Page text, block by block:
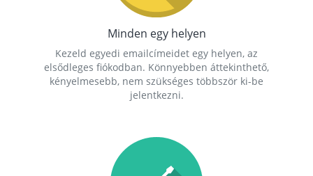
Minden egy helyen
Kezeld egyedi emailcímeidet egy helyen, az
elsődleges fiókodban. Könnyebben áttekinthető,
kényelmesebb, nem szükséges többször ki-be
jelentkezni.